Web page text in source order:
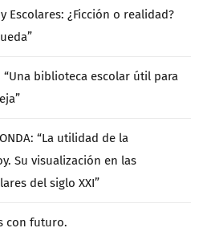
Escolares: ¿Ficción o realidad?
“Una biblioteca escolar útil para
“La utilidad de la
Su visualización en las
del siglo XXI”
con futuro.